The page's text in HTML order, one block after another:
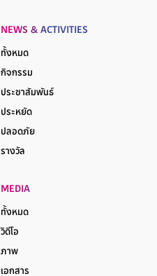
NEWS & ACTIVITIES
ทั้งหมด
กิจกรรม
ประชาสัมพันธ์
ประหยัด
ปลอดภัย
รางวัล
MEDIA
ทั้งหมด
วิดีโอ
ภาพ
เอกสาร